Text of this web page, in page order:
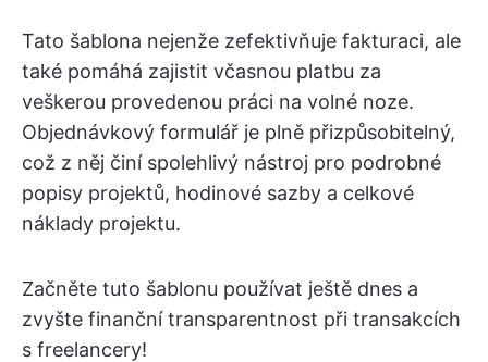
Tato šablona nejenže zefektivňuje fakturaci, ale
také pomáhá zajistit včasnou platbu za
veškerou provedenou práci na volné noze.
Objednávkový formulář je plně přizpůsobitelný,
což z něj činí spolehlivý nástroj pro podrobné
popisy projektů, hodinové sazby a celkové
náklady projektu.
Začněte tuto šablonu používat ještě dnes a
zvyšte finanční transparentnost při transakcích
s freelancery!